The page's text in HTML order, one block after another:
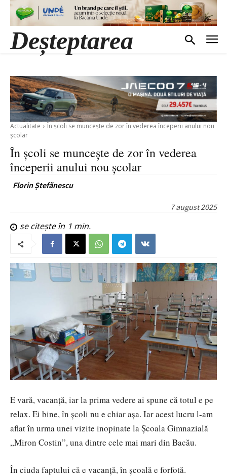
Deșteptarea
Actualitate
În școli se muncește de zor în vederea începerii anului nou
școlar
În școli se muncește de zor în vederea
începerii anului nou școlar
Florin Ștefănescu
7 august 2025
se citește în 1 min.
E vară, vacanță, iar la prima vedere ai spune că totul e pe
relax. Ei bine, în școli nu e chiar așa. Iar acest lucru l-am
aflat în urma unei vizite inopinate la Școala Gimnazială
„Miron Costin”, una dintre cele mai mari din Bacău.
În ciuda faptului că e vacanță, în școală e forfotă.